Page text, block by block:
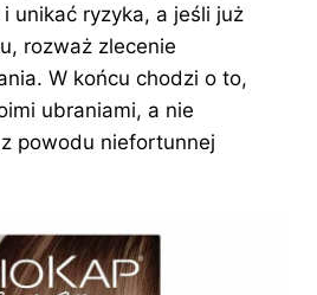
unikać ryzyka, a jeśli już
rozważ zlecenie
W końcu chodzi o to,
ubraniami, a nie
powodu niefortunnej